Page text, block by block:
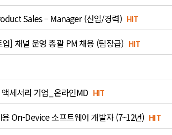
Sales – Manager (신입/경력) HIT
] 채널 운영 총괄 PM 채용 (팀장급) HIT
세서리 기업_온라인MD HIT
On-Device 소프트웨어 개발자 (7~12년) HIT